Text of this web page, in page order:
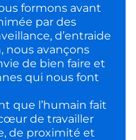
formons avant
par des
d’entraide
nous avançons
de bien faire et
qui nous font
que l’humain fait
de travailler
de proximité et